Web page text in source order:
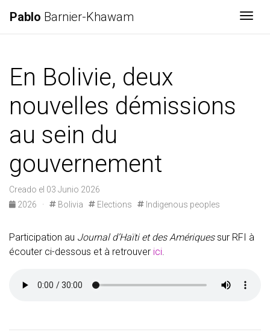
Pablo Barnier-Khawam
En Bolivie, deux
nouvelles démissions
au sein du
gouvernement
Creado el 03 Junio 2026
2026
· Bolivia Elections Indigenous peoples
Participation au Journal d’Haïti et des Amériquessur RFI à
écouter ci-dessous et à retrouver ici.